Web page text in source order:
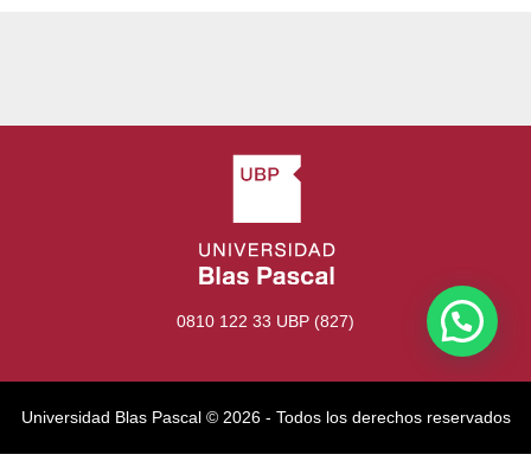
0810 122 33 UBP (827)
Universidad Blas Pascal ©️ 2026 - Todos los derechos reservados